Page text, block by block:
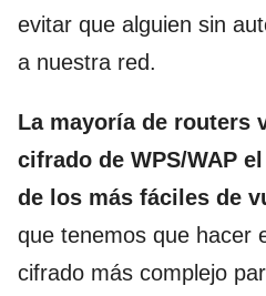
evitar que alguien sin
a nuestra red.
La mayoría de routers
cifrado de WPS/WAP
de los más fáciles de
que tenemos que hacer
cifrado más complejo